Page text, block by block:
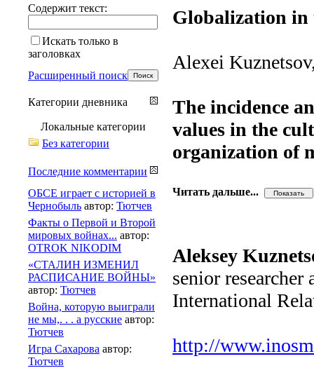
Globalization in
Alexei
The incidence
values in the
organization of
Читать дальше...
Aleksey
senior
International
http://
Содержит текст:
Искать только в
заголовках
Расширенный поиск
Категории дневника
Локальные категории
Без категории
Последние комментарии
ОБСЕ играет с историей в
Чернобыль автор: Тютчев
Факты о Первой и Второй
мировых войнах... автор:
OTROK NIKODIM
«СТАЛИН ИЗМЕНИЛ
РАСПИСАНИЕ ВОЙНЫ»
автор: Тютчев
Война, которую выиграли
не мы,. . . а русские автор:
Тютчев
Игра Сахарова автор:
Тютчев